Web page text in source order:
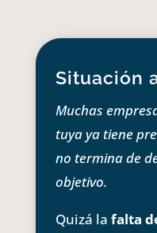
Situación
Muchas
tuya ya tiene
no termina de
objetivo.
Quizá la falta